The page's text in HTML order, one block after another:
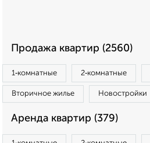
Продажа квартир (2560)
1‑комнатные 2‑комнатные
Вторичное жилье Новостройки
Аренда квартир (379)